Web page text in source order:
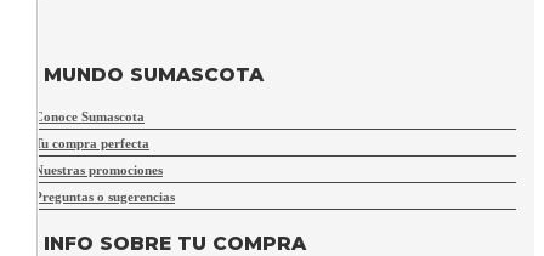
MUNDO SUMASCOTA
Conoce Sumascota
Tu compra perfecta
Nuestras promociones
Preguntas o sugerencias
INFO SOBRE TU COMPRA